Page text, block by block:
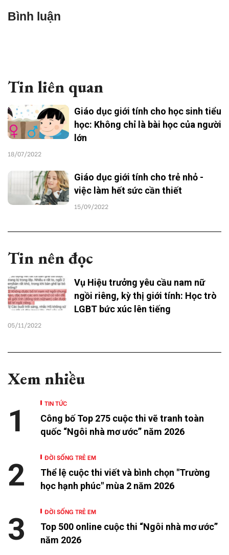
Bình luận
Tin liên quan
Giáo dục giới tính cho học sinh tiểu
học: Không chỉ là bài học của người
lớn
18/07/2022
Giáo dục giới tính cho trẻ nhỏ -
việc làm hết sức cần thiết
15/09/2022
Tin nên đọc
Vụ Hiệu trưởng yêu cầu nam nữ
ngồi riêng, kỳ thị giới tính: Học trò
LGBT bức xúc lên tiếng
05/11/2022
Xem nhiều
TIN TỨC
Công bố Top 275 cuộc thi vẽ tranh toàn
quốc “Ngôi nhà mơ ước” năm 2026
1
ĐỜI SỐNG TRẺ EM
Thể lệ cuộc thi viết và bình chọn "Trường
học hạnh phúc" mùa 2 năm 2026
2
ĐỜI SỐNG TRẺ EM
Top 500 online cuộc thi “Ngôi nhà mơ ước”
năm 2026
3